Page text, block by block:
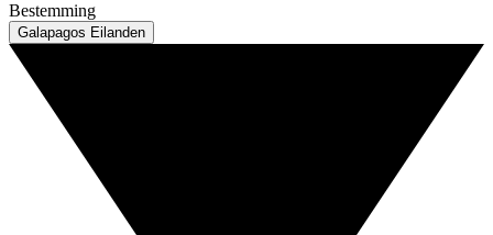
Bestemming
Galapagos Eilanden